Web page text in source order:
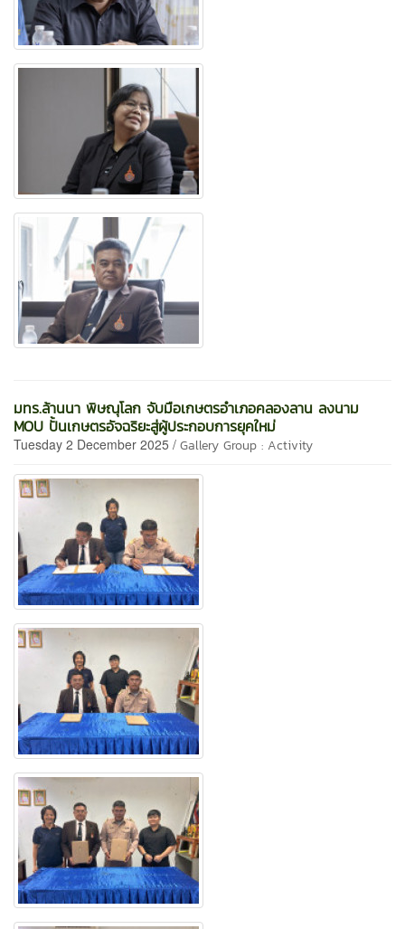
มทร.ล้านนา พิษณุโลก จับมือเกษตรอำเภอคลองลาน ลงนาม
MOU ปั้นเกษตรอัจฉริยะสู่ผู้ประกอบการยุคใหม่
Tuesday 2 December 2025 / Gallery Group : Activity